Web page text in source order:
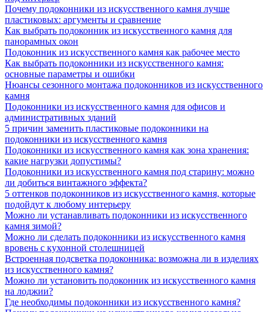
Почему подоконники из искусственного камня лучше
пластиковых: аргументы и сравнение
Как выбрать подоконник из искусственного камня для
панорамных окон
Подоконник из искусственного камня как рабочее место
Как выбрать подоконники из искусственного камня:
основные параметры и ошибки
Нюансы сезонного монтажа подоконников из искусственного
камня
Подоконники из искусственного камня для офисов и
административных зданий
5 причин заменить пластиковые подоконники на
подоконники из искусственного камня
Подоконники из искусственного камня как зона хранения:
какие нагрузки допустимы?
Подоконники из искусственного камня под старину: можно
ли добиться винтажного эффекта?
5 оттенков подоконников из искусственного камня, которые
подойдут к любому интерьеру
Можно ли устанавливать подоконники из искусственного
камня зимой?
Можно ли сделать подоконники из искусственного камня
вровень с кухонной столешницей
Встроенная подсветка подоконника: возможна ли в изделиях
из искусственного камня?
Можно ли установить подоконник из искусственного камня
на лоджии?
Где необходимы подоконники из искусственного камня?